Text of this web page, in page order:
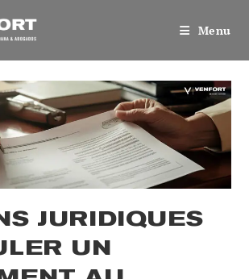
Menu
JURIDIQUES
UN